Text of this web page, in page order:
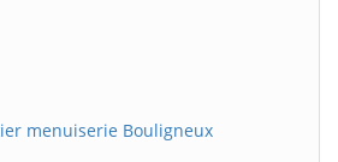
menuiserie Bouligneux